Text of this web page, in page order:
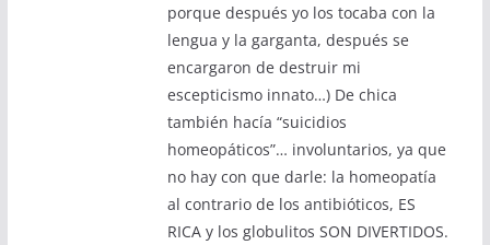
porque después yo los tocaba con la
lengua y la garganta, después se
encargaron de destruir mi
escepticismo innato…) De chica
también hacía “suicidios
homeopáticos”… involuntarios, ya que
no hay con que darle: la homeopatía
al contrario de los antibióticos, ES
RICA y los globulitos SON DIVERTIDOS.